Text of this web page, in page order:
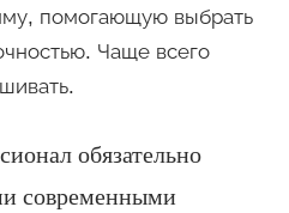
помогающую выбрать
Чаще всего
обязательно
современными